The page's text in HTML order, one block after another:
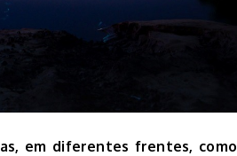
em diferentes frentes, como